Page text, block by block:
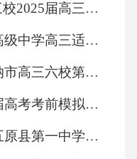
广东省揭阳市一中等三校2025届高三第一次模拟考试生物试卷含解析
2025届西藏林芝第二高级中学高三适应性调研考试生物试题含解析
2025届云南省西双版纳市高三六校第一次联考生物试卷含解析
汕头市重点中学2025届高考考前模拟生物试题含解析
2025届内蒙古自治区五原县第一中学高考全国统考预测密卷生物试卷含解析